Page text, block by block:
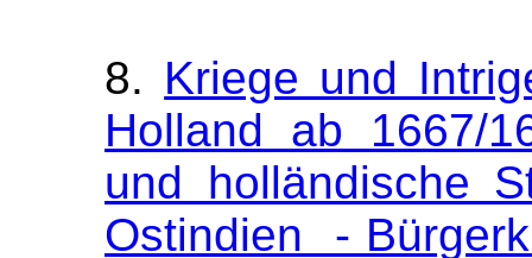
8. Kriege und
Holland ab 1667/
und holländische
Ostindien -